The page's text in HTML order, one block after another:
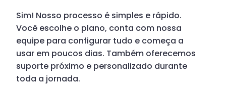
Sim! Nosso processo é simples e rápido.
Você escolhe o plano, conta com nossa
equipe para configurar tudo e começa a
usar em poucos dias. Também oferecemos
suporte próximo e personalizado durante
toda a jornada.